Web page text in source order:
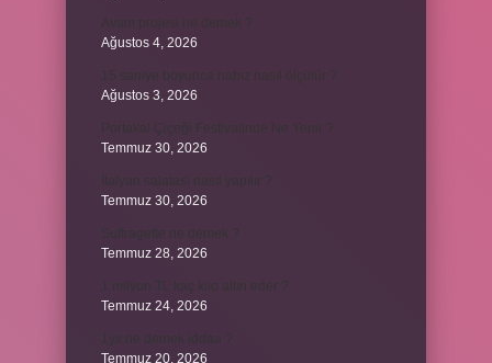
Ağustos 4, 2026
Ağustos 3, 2026
Temmuz 30, 2026
Temmuz 30, 2026
Temmuz 28, 2026
Temmuz 24, 2026
Temmuz 20, 2026